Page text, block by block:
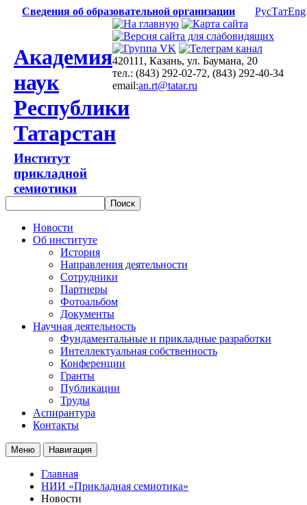
Сведения об образовательной организации РусТатEng
Академия
наук
Республики
Татарстан
Институт
прикладной
семиотики
420111, Казань, ул. Баумана, 20
тел.: (843) 292-02-72, (843) 292-40-34
email:an.rt@tatar.ru
Новости
Об институте
История
Направления деятельности
Сотрудники
Партнеры
Фотоальбом
Документы
Научная деятельность
Фундаментальные и прикладные разработки
Интеллектуальная собственность
Конференции
Гранты
Публикации
Труды
Аспирантура
Контакты
Меню Навигация
Главная
НИИ «Прикладная семиотика»
Новости